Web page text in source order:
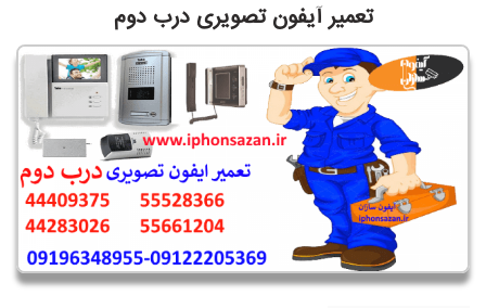
تعمیر آیفون تصویری درب دوم